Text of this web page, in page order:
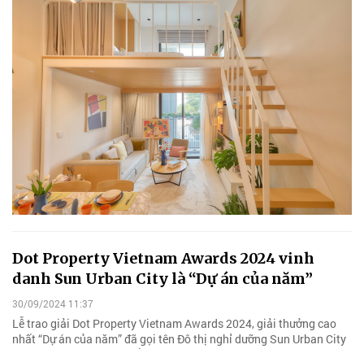
30/09/2024 11:37
Lễ trao giải Dot Property Vietnam Awards 2024, giải thưởng cao
nhất “Dự án của năm” đã gọi tên Đô thị nghỉ dưỡng Sun Urban City